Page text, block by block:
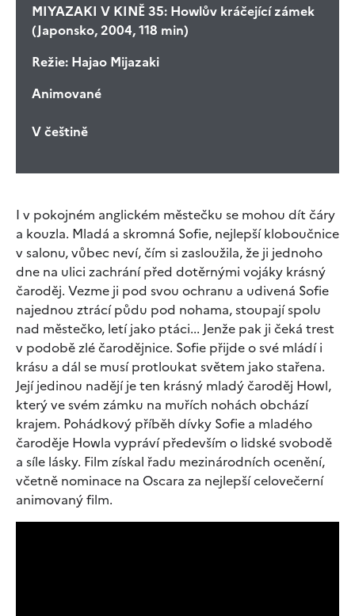
MIYAZAKI V KINĚ 35: Howlův kráčející zámek
(Japonsko, 2004, 118 min)
Režie: Hajao Mijazaki
Animované
V češtině
I v pokojném anglickém městečku se mohou dít čáry
a kouzla. Mladá a skromná Sofie, nejlepší kloboučnice
v salonu, vůbec neví, čím si zasloužila, že ji jednoho
dne na ulici zachrání před dotěrnými vojáky krásný
čaroděj. Vezme ji pod svou ochranu a udivená Sofie
najednou ztrácí půdu pod nohama, stoupají spolu
nad městečko, letí jako ptáci... Jenže pak ji čeká trest
v podobě zlé čarodějnice. Sofie přijde o své mládí i
krásu a dál se musí protloukat světem jako stařena.
Její jedinou nadějí je ten krásný mladý čaroděj Howl,
který ve svém zámku na muřích nohách obchází
krajem. Pohádkový příběh dívky Sofie a mladého
čaroděje Howla vypráví především o lidské svobodě
a síle lásky. Film získal řadu mezinárodních ocenění,
včetně nominace na Oscara za nejlepší celovečerní
animovaný film.